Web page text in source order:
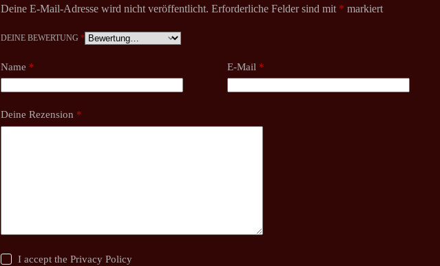
Deine E-Mail-Adresse wird nicht veröffentlicht. Erforderliche Felder sind mit * markiert
DEINE BEWERTUNG *
Name * E-Mail *
Deine Rezension *
I accept the Privacy Policy